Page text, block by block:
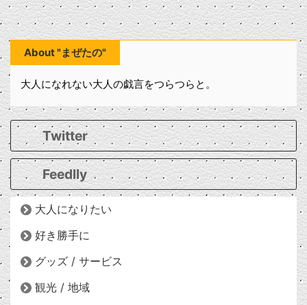
About "まぜたの"
大人になれない大人の戯言をつらつらと。
Twitter
Feedlly
大人になりたい
好き勝手に
グッズ / サービス
観光 / 地域